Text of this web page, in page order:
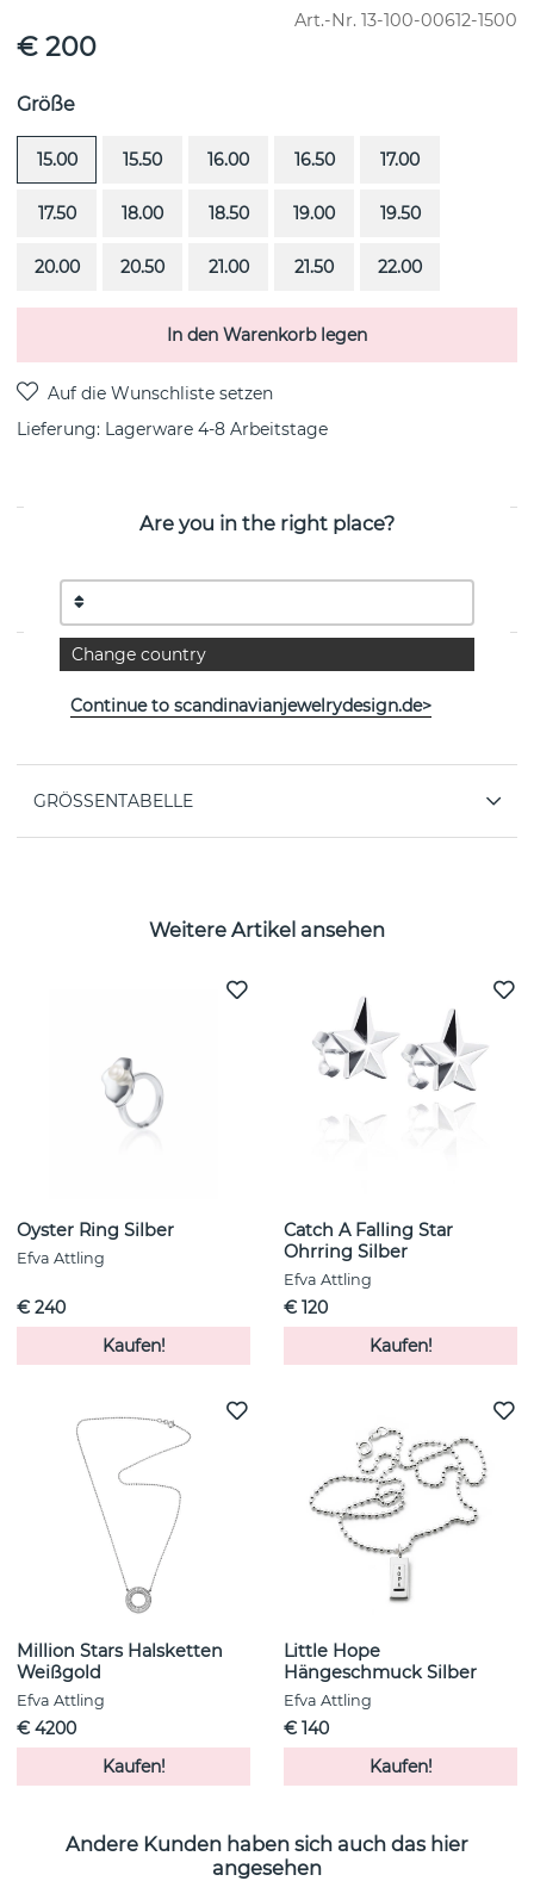
Art.-Nr. 13-100-00612-1500
€ 200
Größe
15.00 15.50 16.00 16.50 17.00
17.50 18.00 18.50 19.00 19.50
20.00 20.50 21.00 21.50 22.00
In den Warenkorb legen
Lieferung: Lagerware 4-8 Arbeitstage
4½ ist ein sterlingsilberner Ring von der schwedischen
Marke Efva Attling
EIGENSCHAFTEN
Kollektion: 4½
GRÖSSENTABELLE
Weitere Artikel ansehen
Oyster Ring Silber
Efva Attling
€ 240
Kaufen!
Catch A Falling Star
Ohrring Silber
Efva Attling
€ 120
Kaufen!
Million Stars Halsketten
Weißgold
Efva Attling
€ 4200
Kaufen!
Little Hope
Hängeschmuck Silber
Efva Attling
€ 140
Kaufen!
Andere Kunden haben sich auch das hier
angesehen
Are you in the right place?
Change country
Continue to scandinavianjewelrydesign.de>